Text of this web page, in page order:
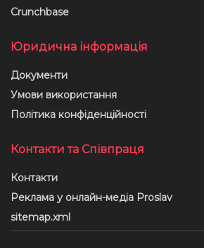
Crunchbase
Юридична інформація
Документи
Умови використання
Політика конфіденційності
Контакти та Співпраця
Контакти
Реклама у онлайн-медіа Proslav
sitemap.xml